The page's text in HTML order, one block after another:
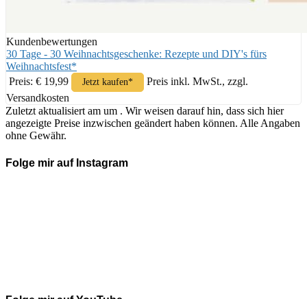
Kundenbewertungen
30 Tage - 30 Weihnachtsgeschenke: Rezepte und DIY's fürs
Weihnachtsfest*
Preis: € 19,99
Jetzt kaufen*
Preis inkl. MwSt., zzgl.
Versandkosten
Zuletzt aktualisiert am um . Wir weisen darauf hin, dass sich hier
angezeigte Preise inzwischen geändert haben können. Alle Angaben
ohne Gewähr.
Folge mir auf Instagram